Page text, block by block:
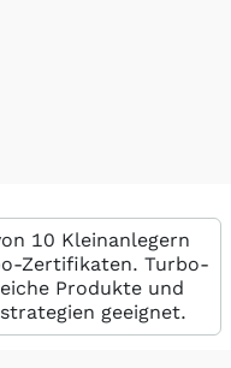
10 Kleinanlegern
Zertifikaten. Turbo-
Produkte und
geeignet.